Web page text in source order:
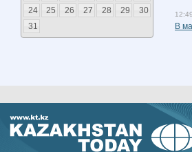
24
25 26 27 28 29
30
31
В